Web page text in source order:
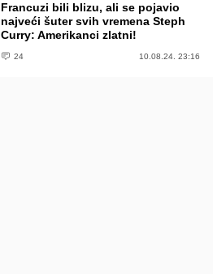
Francuzi bili blizu, ali se pojavio
najveći šuter svih vremena Steph
Curry: Amerikanci zlatni!
24 10.08.24. 23:16